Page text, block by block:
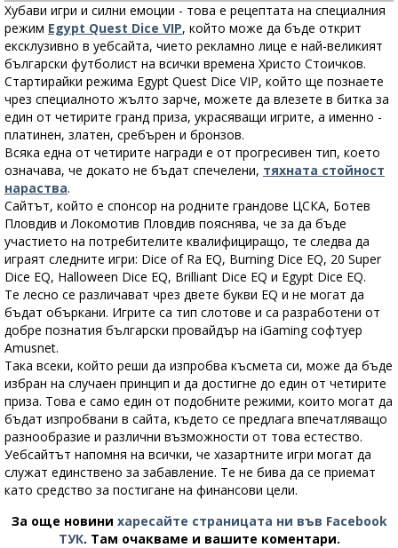
Хубави игри и силни емоции - това е рецептата на специалния
режим Egypt Quest Dice VIP, който може да бъде открит
ексклузивно в уебсайта, чието рекламно лице е най-великият
български футболист на всички времена Христо Стоичков.
Стартирайки режима Egypt Quest Dice VIP, който ще познаете
чрез специалното жълто зарче, можете да влезете в битка за
един от четирите гранд приза, украсяващи игрите, а именно -
платинен, златен, сребърен и бронзов.
Всяка една от четирите награди е от прогресивен тип, което
означава, че докато не бъдат спечелени, тяхната стойност
нараства.
Сайтът, който е спонсор на родните грандове ЦСКА, Ботев
Пловдив и Локомотив Пловдив пояснява, че за да бъде
участието на потребителите квалифициращо, те следва да
играят следните игри: Dice of Ra EQ, Burning Dice EQ, 20 Super
Dice EQ, Halloween Dice EQ, Brilliant Dice EQ и Egypt Dice EQ.
Те лесно се различават чрез двете букви EQ и не могат да
бъдат объркани. Игрите са тип слотове и са разработени от
добре познатия български провайдър на iGaming софтуер
Amusnet.
Така всеки, който реши да изпробва късмета си, може да бъде
избран на случаен принцип и да достигне до един от четирите
приза. Това е само един от подобните режими, които могат да
бъдат изпробвани в сайта, където се предлага впечатляващо
разнообразие и различни възможности от това естество.
Уебсайтът напомня на всички, че хазартните игри могат да
служат единствено за забавление. Те не бива да се приемат
като средство за постигане на финансови цели.
За още новини харесайте страницата ни във Facebook
ТУК. Там очакваме и вашите коментари.